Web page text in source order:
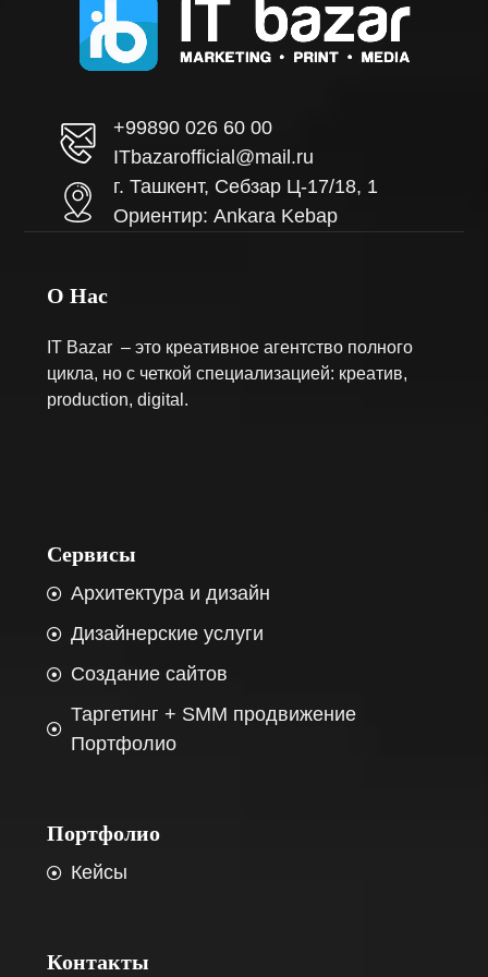
+99890 026 60 00
ITbazarofficial@mail.ru
г. Ташкент, Себзар Ц-17/18, 1
Ориентир: Ankara Kebap
О Нас
IT Bazar – это креативное агентство полного
цикла, но с четкой специализацией: креатив,
production, digital.
Сервисы
Архитектура и дизайн
Дизайнерские услуги
Создание сайтов
Таргетинг + SMM продвижение
Портфолио
Портфолио
Кейсы
Контакты